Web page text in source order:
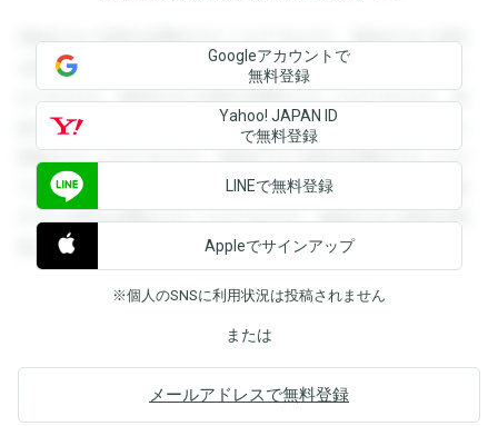
登録すると回答を閲覧することができます。登録すると回答
を閲覧することができます。登録すると回答を閲覧すること
ができます。登録すると回答を閲覧することができます。登
録すると回答を閲覧することができます。登録すると回答を
閲覧することができます。登録すると回答を閲覧することが
できます。登録すると回答を閲覧することができます。登録
すると回答を閲覧することができます。登録すると回答を閲
覧することができます。
Googleアカウントで
無料登録
Yahoo! JAPAN ID
で無料登録
LINEで無料登録
Appleでサインアップ
※個人のSNSに利用状況は投稿されません
または
メールアドレスで無料登録